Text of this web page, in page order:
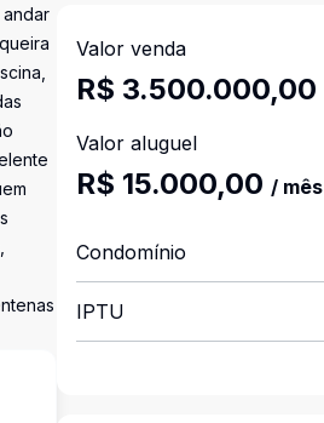
Valor venda
R$ 3.500.000,00
Valor aluguel
R$ 15.000,00 / mês
Condomínio
IPTU